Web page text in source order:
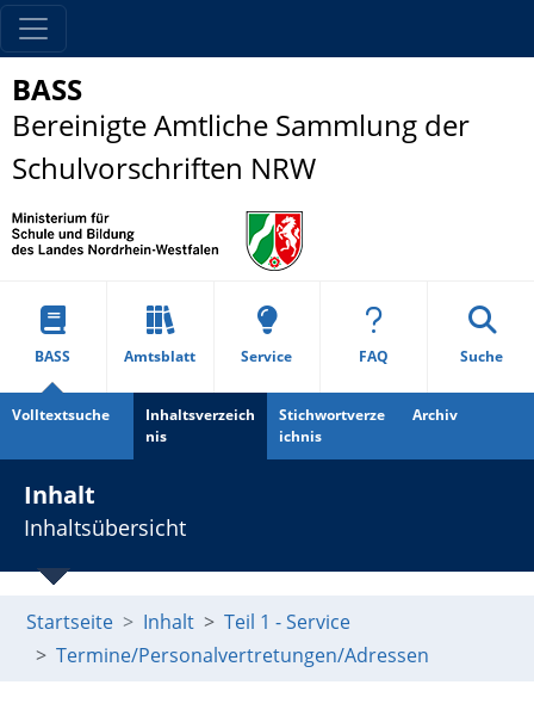
BASS
Bereinigte Amtliche Sammlung der
Schulvorschriften NRW
BASS Amtsblatt Service FAQ Suche
Volltextsuche
Inhaltsverzeich
nis
Stichwortverze
ichnis
Archiv
Inhalt
Inhaltsübersicht
Startseite Inhalt
Teil 1 - Service
Termine/Personalvertretungen/Adressen